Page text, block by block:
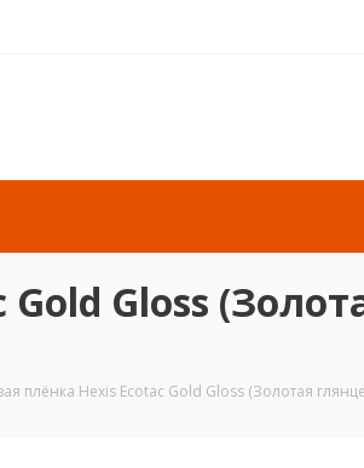
Gloss
плёнка Hexis Ecotac Gold Gloss (Золотая